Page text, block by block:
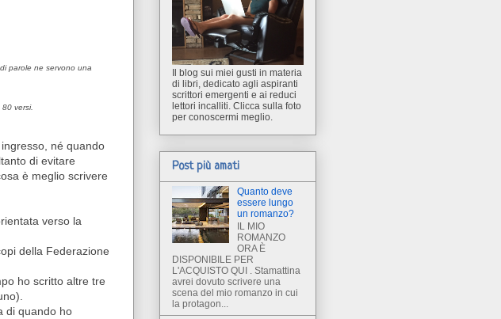
parole ne servono una
versi.
né quando
di evitare
è meglio scrivere
verso la
della Federazione
ho scritto altre tre
di quando ho
Il blog sui miei gusti in materia
di libri, dedicato agli aspiranti
scrittori emergenti e ai reduci
lettori incalliti. Clicca sulla foto
per conoscermi meglio.
Post più amati
Quanto deve
essere lungo
un romanzo?
IL MIO
ROMANZO
ORA È
DISPONIBILE PER
L'ACQUISTO QUI . Stamattina
avrei dovuto scrivere una
scena del mio romanzo in cui
la protagon...